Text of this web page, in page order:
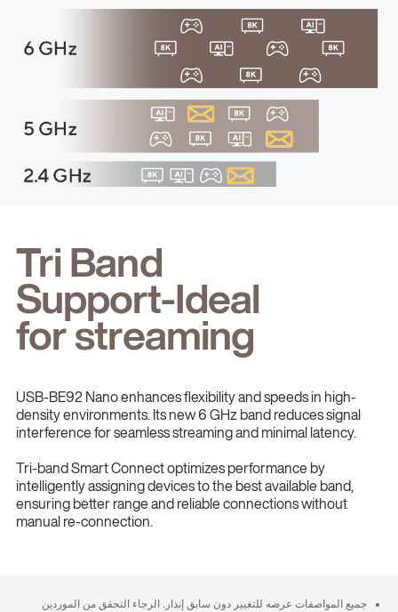
Tri Band
Support-Ideal
for streaming
USB-BE92 Nano enhances flexibility and speeds in high-
density environments. Its new 6 GHz band reduces signal
interference for seamless streaming and minimal latency.
Tri-band Smart Connect optimizes performance by
intelligently assigning devices to the best available band,
ensuring better range and reliable connections without
manual re-connection.
جميع المواصفات عرضه للتغيير دون سابق إنذار. الرجاء التحقق من الموردين